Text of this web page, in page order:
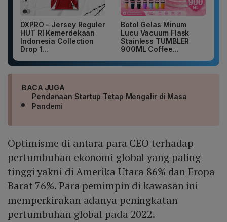
DXPRO - Jersey Reguler
HUT RI Kemerdekaan
Indonesia Collection
Drop 1...
Botol Gelas Minum
Lucu Vacuum Flask
Stainless TUMBLER
900ML Coffee...
BACA JUGA
Pendanaan Startup Tetap Mengalir di Masa
Pandemi
Optimisme di antara para CEO terhadap
pertumbuhan ekonomi global yang paling
tinggi yakni di Amerika Utara 86% dan Eropa
Barat 76%. Para pemimpin di kawasan ini
memperkirakan adanya peningkatan
pertumbuhan global pada 2022.